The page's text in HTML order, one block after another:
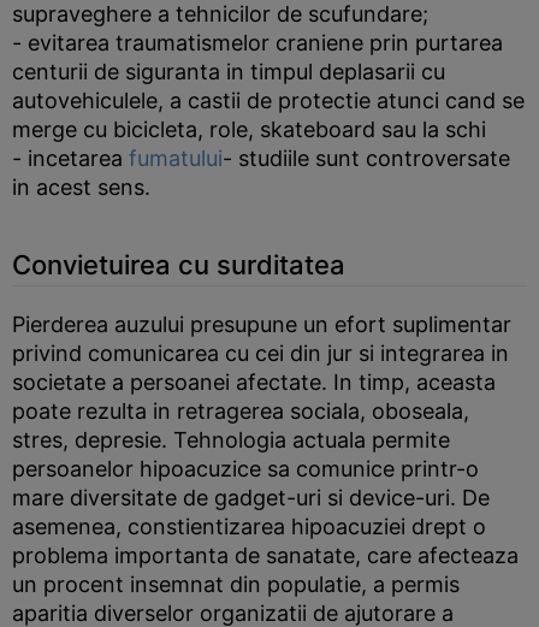
supraveghere a tehnicilor de scufundare;
- evitarea traumatismelor craniene prin purtarea
centurii de siguranta in timpul deplasarii cu
autovehiculele, a castii de protectie atunci cand se
merge cu bicicleta, role, skateboard sau la schi
- incetarea fumatului- studiile sunt controversate
in acest sens.
Convietuirea cu surditatea
Pierderea auzului presupune un efort suplimentar
privind comunicarea cu cei din jur si integrarea in
societate a persoanei afectate. In timp, aceasta
poate rezulta in retragerea sociala, oboseala,
stres, depresie. Tehnologia actuala permite
persoanelor hipoacuzice sa comunice printr-o
mare diversitate de gadget-uri si device-uri. De
asemenea, constientizarea hipoacuziei drept o
problema importanta de sanatate, care afecteaza
un procent insemnat din populatie, a permis
aparitia diverselor organizatii de ajutorare a